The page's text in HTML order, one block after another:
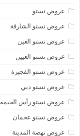
عروض نستو
عروض نستو الشارقة
عروض نستو العين
عروض نستو العيين
عروض نستو الفجيرة
عروض نستو دبي
عروض نستو رأس الخيمة
عروض نستو عجمان
عروض نهضة المدينة